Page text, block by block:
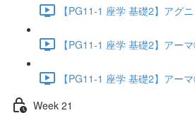
【PG11-1 座学 基礎2】アグ
【PG11-1 座学 基礎2】アー
【PG11-1 座学 基礎2】アー
Week 21